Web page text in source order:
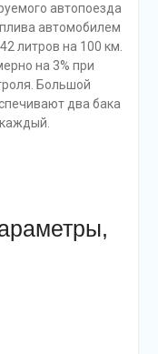
автопоезда
автомобилем
литров на 100 км.
на 3% при
Большой
два бака